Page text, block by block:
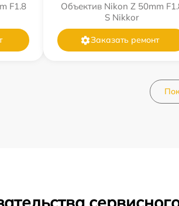
F1.8
Объектив Nikon Z 50mm
S Nikkor
Заказать ремонт